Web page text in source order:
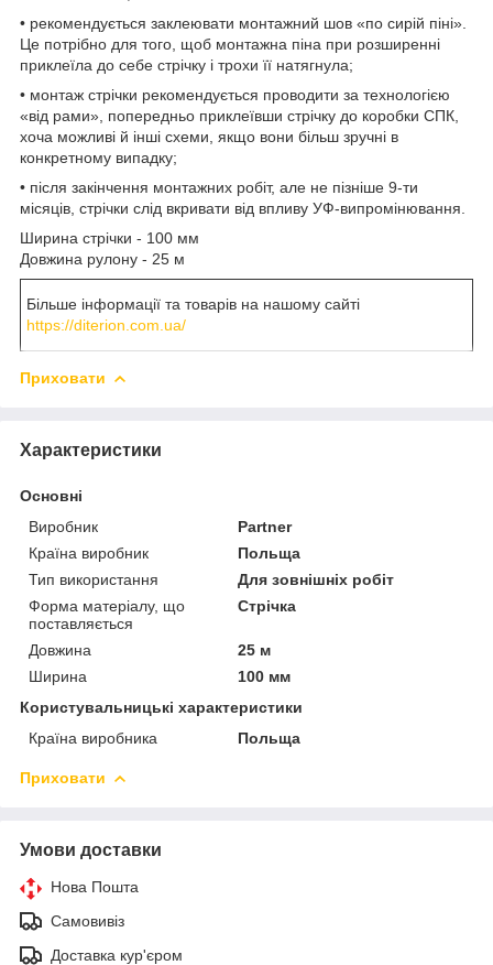
• рекомендується заклеювати монтажний шов «по сирій піні».
Це потрібно для того, щоб монтажна піна при розширенні
приклеїла до себе стрічку і трохи її натягнула;
• монтаж стрічки рекомендується проводити за технологією
«від рами», попередньо приклеївши стрічку до коробки СПК,
хоча можливі й інші схеми, якщо вони більш зручні в
конкретному випадку;
• після закінчення монтажних робіт, але не пізніше 9-ти
місяців, стрічки слід вкривати від впливу УФ-випромінювання.
Ширина стрічки - 100 мм
Довжина рулону - 25 м
Більше інформації та товарів на нашому сайті
https://diterion.com.ua/
Приховати
Характеристики
Основні
Виробник
Partner
Країна виробник
Польща
Тип використання
Для зовнішніх робіт
Форма матеріалу, що
поставляється
Стрічка
Довжина
25 м
Ширина
100 мм
Користувальницькі характеристики
Країна виробника
Польща
Приховати
Умови доставки
Нова Пошта
Самовивіз
Доставка кур'єром